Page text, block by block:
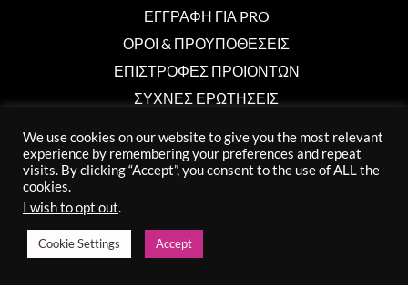
ΕΓΓΡΑΦΗ ΓΙΑ PRO
ΟΡΟΙ & ΠΡΟΥΠΟΘΕΣΕΙΣ
ΕΠΙΣΤΡΟΦΕΣ ΠΡΟΙΟΝΤΩΝ
ΣΥΧΝΕΣ ΕΡΩΤΗΣΕΙΣ
Επικοινωνία
96 000 750
We use cookies on our website to give you the most relevant
experience by remembering your preferences and repeat
visits. By clicking “Accept”, you consent to the use of ALL the
cookies.
I wish to opt out.
Cookie Settings Accept